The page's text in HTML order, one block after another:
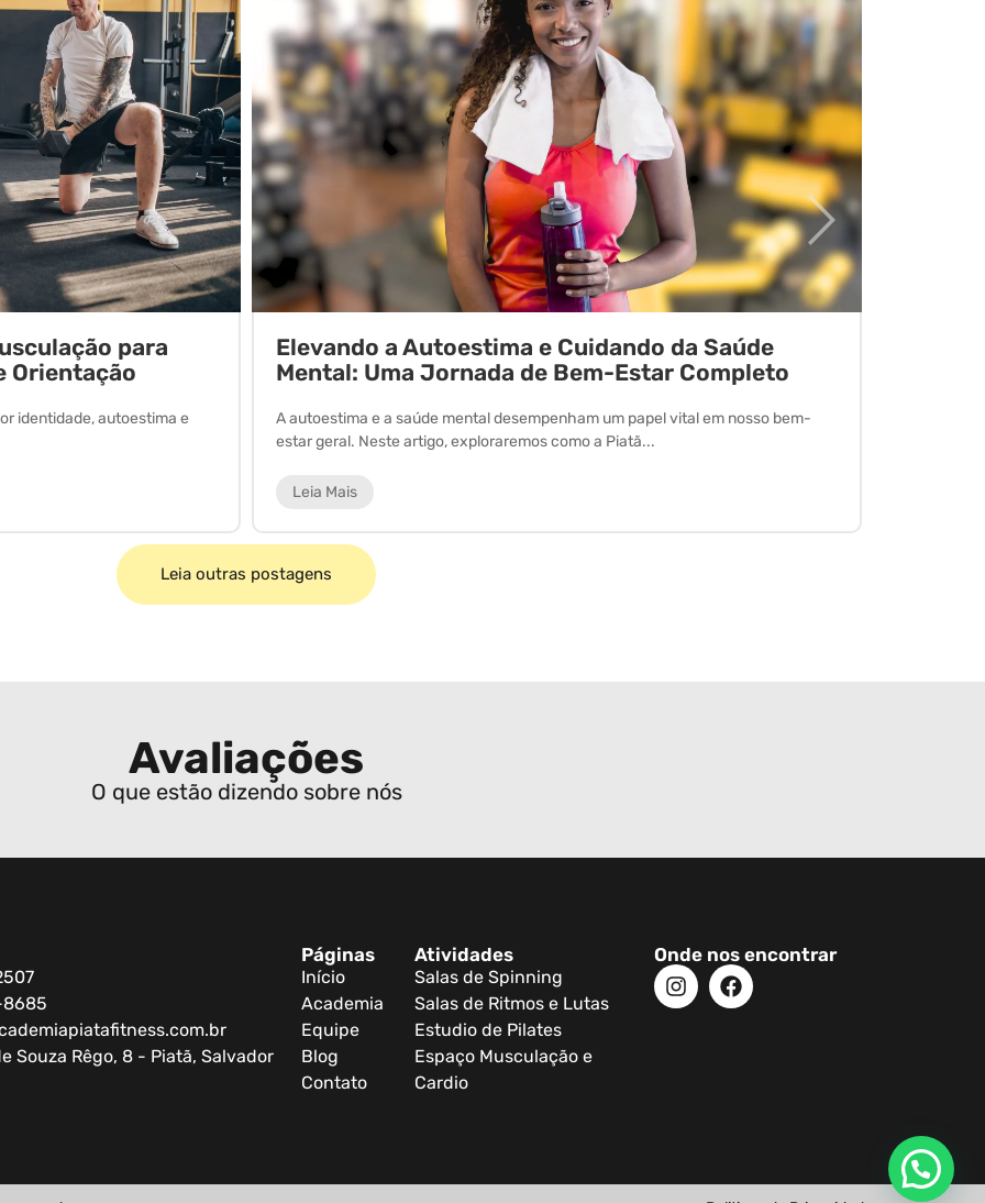
para
Orientação
identidade, autoestima e
Elevando a Autoestima e Cuidando da Saúde
Mental: Uma Jornada de Bem-Estar Completo
A autoestima e a saúde mental desempenham um papel vital em nosso bem-
estar geral. Neste artigo, exploraremos como a Piatã...
Leia Mais
Leia outras postagens
Avaliações
O que estão dizendo sobre nós
8685
Souza Rêgo, 8 - Piatã, Salvador
Páginas
Início
Academia
Equipe
Blog
Contato
Atividades
Salas de Spinning
Salas de Ritmos e Lutas
Estudio de Pilates
Espaço Musculação e
Cardio
Onde nos encontrar